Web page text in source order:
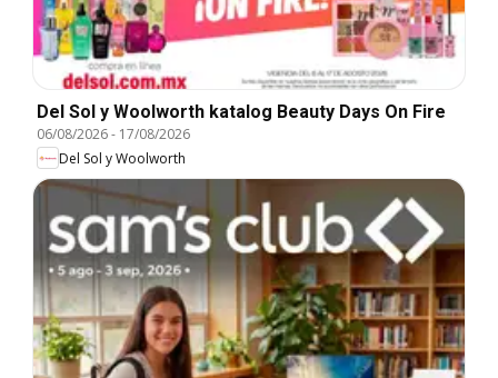
Del Sol y Woolworth katalog Beauty Days On Fire
06/08/2026- 17/08/2026
Del Sol y Woolworth